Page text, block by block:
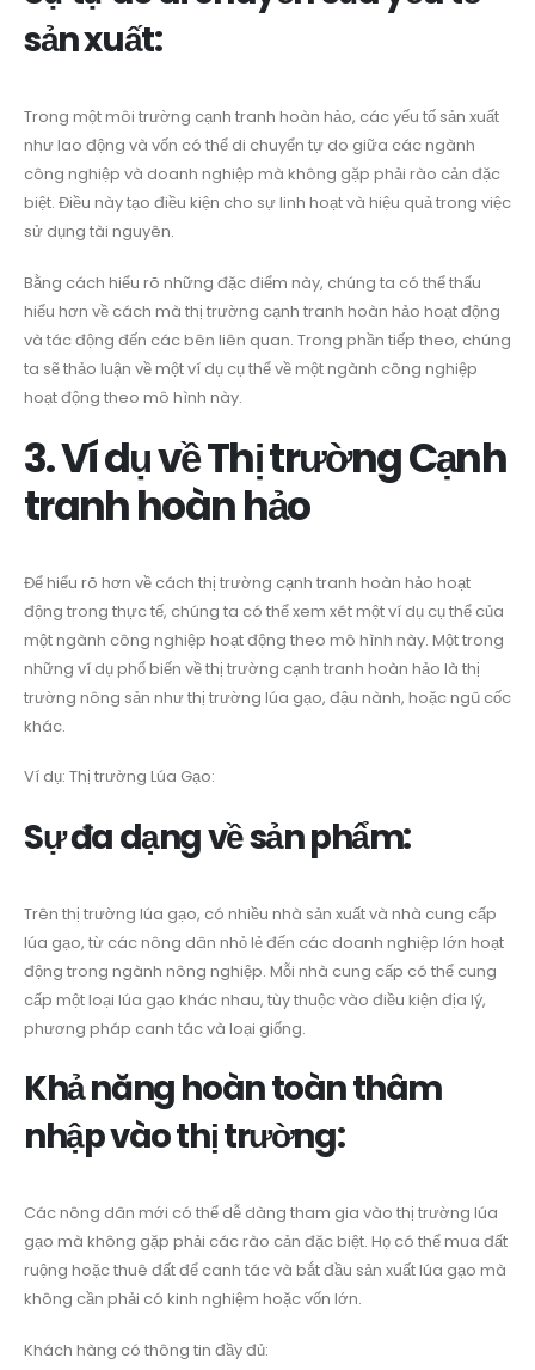
sản xuất:
Trong một môi trường cạnh tranh hoàn hảo, các yếu tố sản xuất
như lao động và vốn có thể di chuyển tự do giữa các ngành
công nghiệp và doanh nghiệp mà không gặp phải rào cản đặc
biệt. Điều này tạo điều kiện cho sự linh hoạt và hiệu quả trong việc
sử dụng tài nguyên.
Bằng cách hiểu rõ những đặc điểm này, chúng ta có thể thấu
hiểu hơn về cách mà thị trường cạnh tranh hoàn hảo hoạt động
và tác động đến các bên liên quan. Trong phần tiếp theo, chúng
ta sẽ thảo luận về một ví dụ cụ thể về một ngành công nghiệp
hoạt động theo mô hình này.
3. Ví dụ về Thị trường Cạnh
tranh hoàn hảo
Để hiểu rõ hơn về cách thị trường cạnh tranh hoàn hảo hoạt
động trong thực tế, chúng ta có thể xem xét một ví dụ cụ thể của
một ngành công nghiệp hoạt động theo mô hình này. Một trong
những ví dụ phổ biến về thị trường cạnh tranh hoàn hảo là thị
trường nông sản như thị trường lúa gạo, đậu nành, hoặc ngũ cốc
khác.
Ví dụ: Thị trường Lúa Gạo:
Sự đa dạng về sản phẩm:
Trên thị trường lúa gạo, có nhiều nhà sản xuất và nhà cung cấp
lúa gạo, từ các nông dân nhỏ lẻ đến các doanh nghiệp lớn hoạt
động trong ngành nông nghiệp. Mỗi nhà cung cấp có thể cung
cấp một loại lúa gạo khác nhau, tùy thuộc vào điều kiện địa lý,
phương pháp canh tác và loại giống.
Khả năng hoàn toàn thâm
nhập vào thị trường:
Các nông dân mới có thể dễ dàng tham gia vào thị trường lúa
gạo mà không gặp phải các rào cản đặc biệt. Họ có thể mua đất
ruộng hoặc thuê đất để canh tác và bắt đầu sản xuất lúa gạo mà
không cần phải có kinh nghiệm hoặc vốn lớn.
Khách hàng có thông tin đầy đủ: